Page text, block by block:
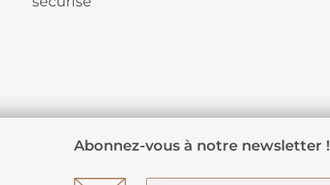
Abonnez-vous à notre newsletter !